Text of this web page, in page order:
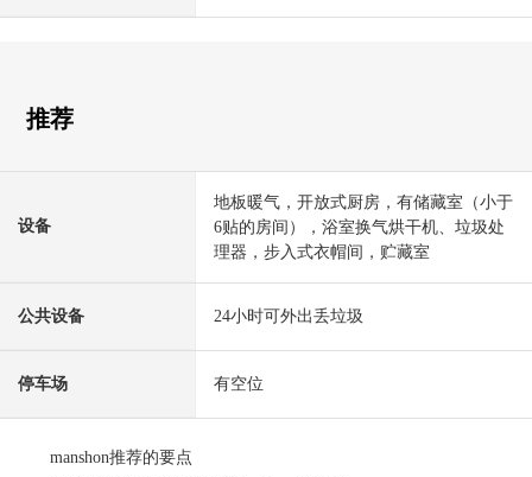
推荐
设备
地板暖气，开放式厨房，有储藏室（小于
6贴的房间），浴室换气烘干机、垃圾处
理器，步入式衣帽间，贮藏室
公共设备 24小时可外出丢垃圾
停车场 有空位
manshon推荐的要点